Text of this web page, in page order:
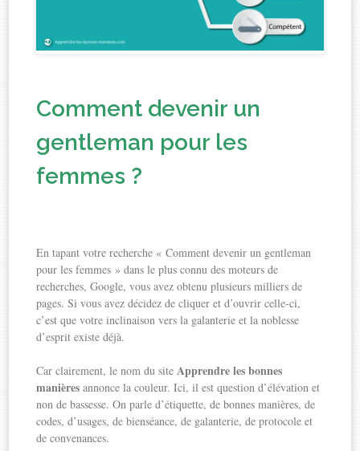
Comment devenir un
gentleman pour les
femmes ?
En tapant votre recherche « Comment devenir un gentleman
pour les femmes » dans le plus connu des moteurs de
recherches, Google, vous avez obtenu plusieurs milliers de
pages. Si vous avez décidez de cliquer et d’ouvrir celle-ci,
c’est que votre inclinaison vers la galanterie et la noblesse
d’esprit existe déjà.
Car clairement, le nom du site Apprendre les bonnes
manières annonce la couleur. Ici, il est question d’élévation et
non de bassesse. On parle d’étiquette, de bonnes manières, de
codes, d’usages, de bienséance, de galanterie, de protocole et
de convenances.